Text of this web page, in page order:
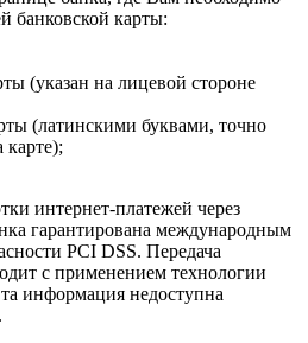
банковской карты:
(указан на лицевой стороне
(латинскими буквами, точно
карте);
интернет-платежей через
гарантирована международным
PCI DSS. Передача
с применением технологии
информация недоступна